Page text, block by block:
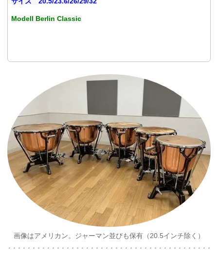
Modell Berlin Classic
画像はアメリカン。ジャーマン並びも保有（20.5インチ除く）